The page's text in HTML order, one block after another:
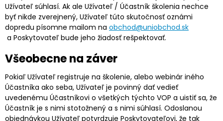
Užívateľ súhlasí. Ak ale Užívateľ / Účastník školenia nechce
byť nikde zverejnený, Užívateľ túto skutočnosť oznámi
dopredu písomne mailom na obchod@uniobchod.sk
a Poskytovateľ bude jeho žiadosť rešpektovať.
Všeobecne na záver
Pokiaľ Užívateľ registruje na školenie, alebo webinár iného
Účastníka ako seba, Užívateľ je povinný dať vedieť
uvedenému Účastníkovi o všetkých týchto VOP a uistiť sa, že
Účastník je s nimi stotožnený a s nimi súhlasí. Odoslanou
objednávkou Užívateľ potvrdzuje Poskytovateľovi, že tak